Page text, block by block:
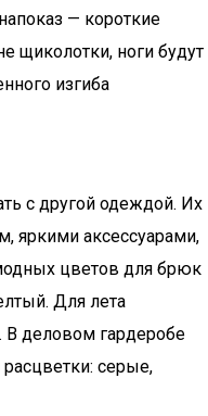
— короткие
щиколотки, ноги будут
изгиба
с другой одеждой. Их
яркими аксессуарами,
цветов для брюк
Для лета
В деловом гардеробе
серые,